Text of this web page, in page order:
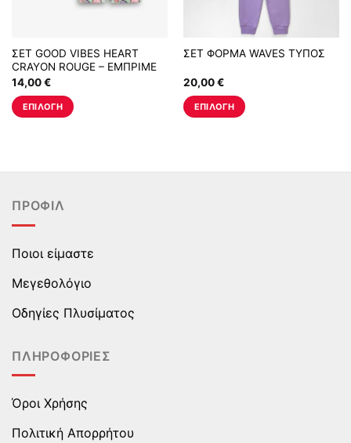
ΣΕΤ GOOD VIBES HEART
CRAYON ROUGE – ΕΜΠΡΙΜΕ
14,00€
ΕΠΙΛΟΓΉ
έχει
παραλλαγές.
Οι
μπορούν
επιλεγούν
στη
σελίδα
προϊόντος
ΣΕΤ ΦΟΡΜΑ WAVES ΤΥΠΟΣ
20,00€
ΕΠΙΛΟΓΉ
έχει
ΠΡΟΦΊΛ
Ποιοι είμαστε
Μεγεθολόγιο
Οδηγίες Πλυσίματος
ΠΛΗΡΟΦΟΡΊΕΣ
Όροι Χρήσης
Πολιτική Απορρήτου